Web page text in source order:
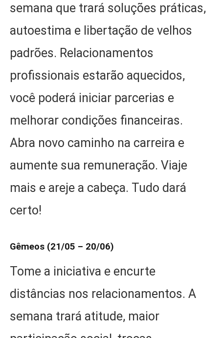
semana que trará soluções práticas,
autoestima e libertação de velhos
padrões. Relacionamentos
profissionais estarão aquecidos,
você poderá iniciar parcerias e
melhorar condições financeiras.
Abra novo caminho na carreira e
aumente sua remuneração. Viaje
mais e areje a cabeça. Tudo dará
certo!
Gêmeos (21/05 – 20/06)
Tome a iniciativa e encurte
distâncias nos relacionamentos. A
semana trará atitude, maior